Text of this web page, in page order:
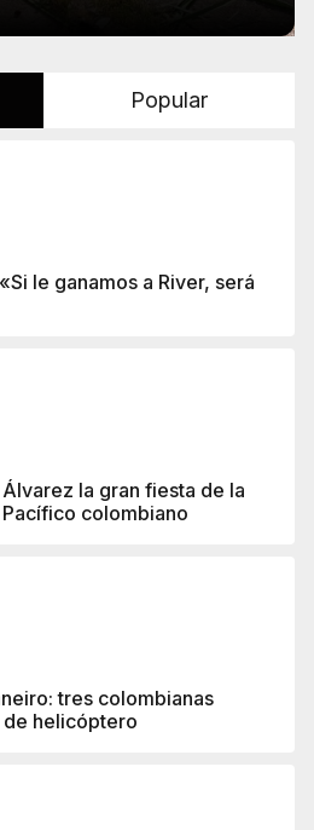
Popular
le ganamos a River, será
la gran fiesta de la
colombiano
tres colombianas
helicóptero